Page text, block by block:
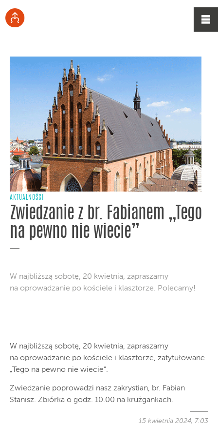
AKTUALNOŚCI
Zwiedzanie z br. Fabianem „Tego
na pewno nie wiecie”
W najbliższą sobotę, 20 kwietnia, zapraszamy
na oprowadzanie po kościele i klasztorze. Polecamy!
W najbliższą sobotę, 20 kwietnia, zapraszamy
na oprowadzanie po kościele i klasztorze, zatytułowane
„Tego na pewno nie wiecie”.
Zwiedzanie poprowadzi nasz zakrystian, br. Fabian
Stanisz. Zbiórka o godz. 10.00 na krużgankach.
15 kwietnia 2024, 7:03